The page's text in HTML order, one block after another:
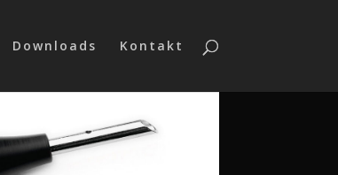
Downloads Kontakt